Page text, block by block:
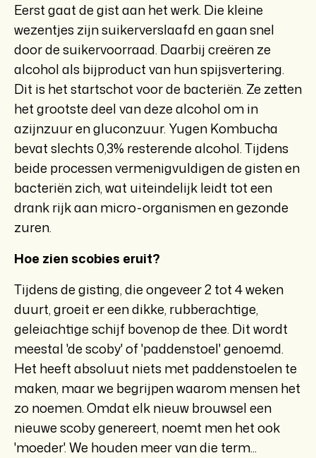
Eerst gaat de gist aan het werk. Die kleine
wezentjes zijn suikerverslaafd en gaan snel
door de suikervoorraad. Daarbij creëren ze
alcohol als bijproduct van hun spijsvertering.
Dit is het startschot voor de bacteriën. Ze zetten
het grootste deel van deze alcohol om in
azijnzuur en gluconzuur. Yugen Kombucha
bevat slechts 0,3% resterende alcohol. Tijdens
beide processen vermenigvuldigen de gisten en
bacteriën zich, wat uiteindelijk leidt tot een
drank rijk aan micro-organismen en gezonde
zuren.
Hoe zien scobies eruit?
Tijdens de gisting, die ongeveer 2 tot 4 weken
duurt, groeit er een dikke, rubberachtige,
geleiachtige schijf bovenop de thee. Dit wordt
meestal 'de scoby' of 'paddenstoel' genoemd.
Het heeft absoluut niets met paddenstoelen te
maken, maar we begrijpen waarom mensen het
zo noemen. Omdat elk nieuw brouwsel een
nieuwe scoby genereert, noemt men het ook
'moeder'. We houden meer van die term...